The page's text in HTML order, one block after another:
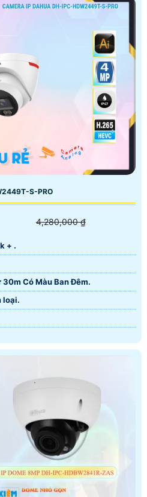
S-PRO
4,280,000 ₫
+ .
30m Có Màu Ban Ðêm.
loại.